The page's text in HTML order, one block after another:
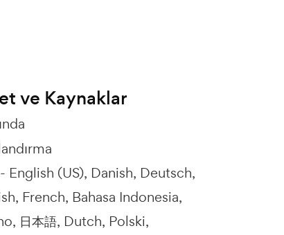
ve Kaynaklar
English (US) Danish Deutsch
French Bahasa Indonesia
日本語 Dutch Polski